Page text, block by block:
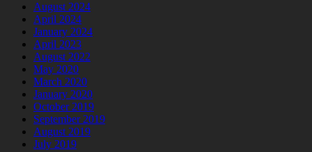
August 2024
April 2024
January 2024
April 2023
August 2022
May 2020
March 2020
January 2020
October 2019
September 2019
August 2019
July 2019